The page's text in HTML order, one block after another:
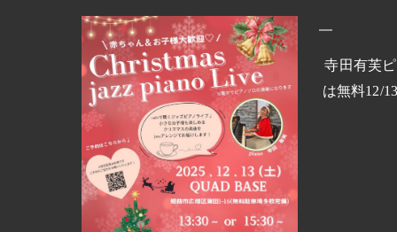
寺田有芙
は無料12/